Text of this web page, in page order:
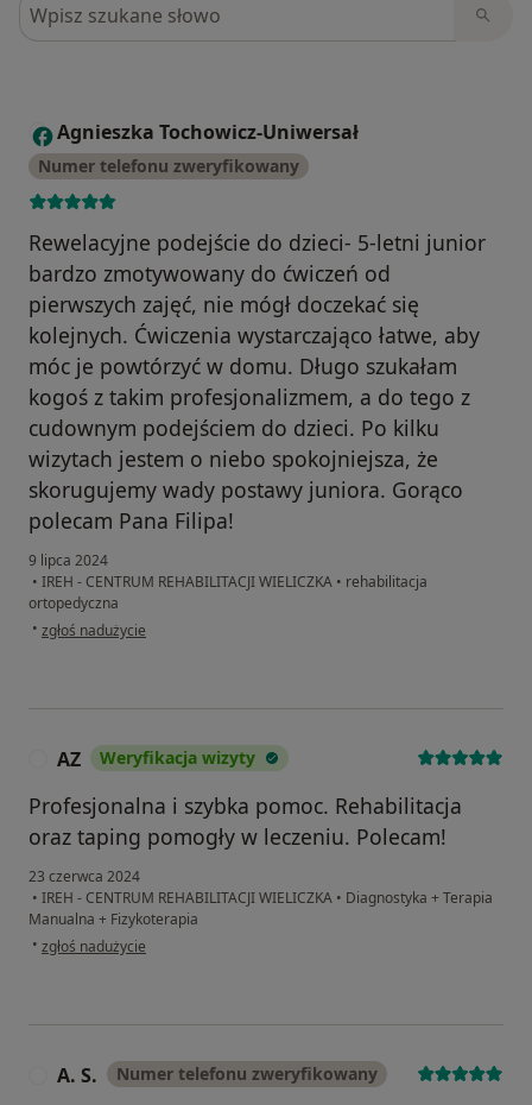
A Agnieszka Tochowicz-Uniwersał
Numer telefonu zweryfikowany
Rewelacyjne podejście do dzieci- 5-letni junior
bardzo zmotywowany do ćwiczeń od
pierwszych zajęć, nie mógł doczekać się
kolejnych. Ćwiczenia wystarczająco łatwe, aby
móc je powtórzyć w domu. Długo szukałam
kogoś z takim profesjonalizmem, a do tego z
cudownym podejściem do dzieci. Po kilku
wizytach jestem o niebo spokojniejsza, że
skorugujemy wady postawy juniora. Gorąco
polecam Pana Filipa!
9 lipca 2024
• IREH - CENTRUM REHABILITACJI WIELICZKA • rehabilitacja
ortopedyczna
• w opinii użytkownika Agnieszka Tochowicz-Uniwersał
zgłoś nadużycie
AZ Weryfikacja wizyty
Profesjonalna i szybka pomoc. Rehabilitacja
oraz taping pomogły w leczeniu. Polecam!
23 czerwca 2024
• IREH - CENTRUM REHABILITACJI WIELICZKA • Diagnostyka + Terapia
Manualna + Fizykoterapia
• w opinii użytkownika AZ
zgłoś nadużycie
A. S. Numer telefonu zweryfikowany